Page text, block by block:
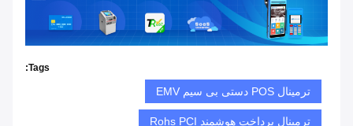
Tags:
ترمینال POS دستی بی سیم EMV
ترمینال پرداخت هوشمند Rohs PCI